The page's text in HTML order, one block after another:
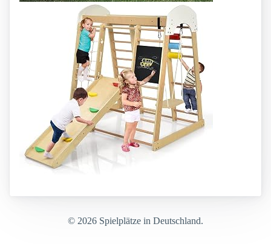
© 2026 Spielplätze in Deutschland.